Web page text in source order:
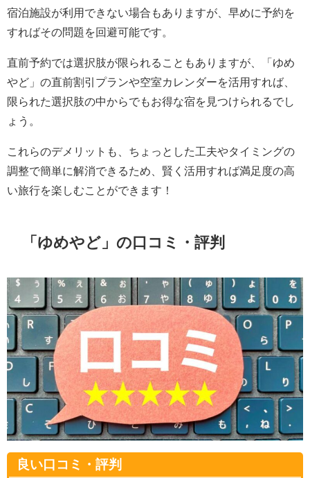
宿泊施設が利用できない場合もありますが、早めに予約を
すればその問題を回避可能です。
直前予約では選択肢が限られることもありますが、「ゆめ
やど」の直前割引プランや空室カレンダーを活用すれば、
限られた選択肢の中からでもお得な宿を見つけられるでし
ょう。
これらのデメリットも、ちょっとした工夫やタイミングの
調整で簡単に解消できるため、賢く活用すれば満足度の高
い旅行を楽しむことができます！
「ゆめやど」の口コミ・評判
良い口コミ・評判